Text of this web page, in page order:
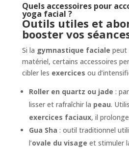
Quels accessoires pour
yoga facial ?
Outils utiles et
booster vos
Si la gymnastique faciale peut
matériel, certains accessoires
cibler les exercices ou
Roller en quartz ou jade :
lisser et rafraîchir la peau.
exercices faciaux, il
Gua Sha : outil traditionnel
l’ovale du visage et stimuler